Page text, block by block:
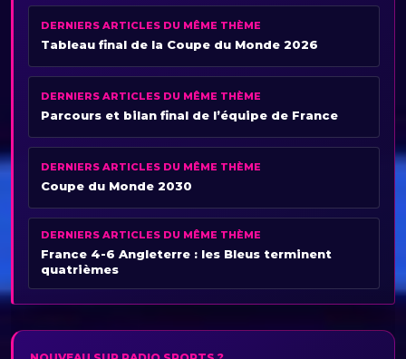
DERNIERS ARTICLES DU MÊME THÈME
Tableau final de la Coupe du Monde 2026
DERNIERS ARTICLES DU MÊME THÈME
Parcours et bilan final de l’équipe de France
DERNIERS ARTICLES DU MÊME THÈME
Coupe du Monde 2030
DERNIERS ARTICLES DU MÊME THÈME
France 4-6 Angleterre : les Bleus terminent
quatrièmes